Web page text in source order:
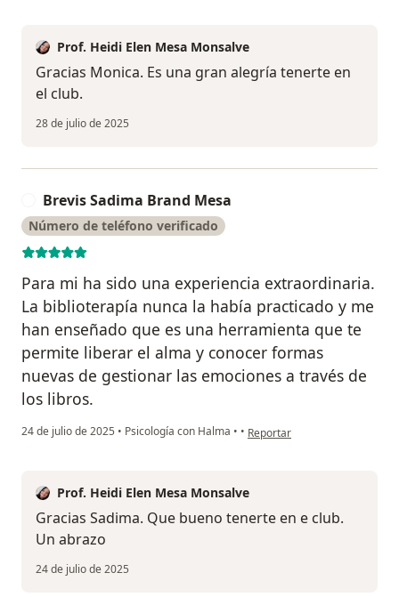
Prof. Heidi Elen Mesa Monsalve
Gracias Monica. Es una gran alegría tenerte en
el club.
28 de julio de 2025
Brevis Sadima Brand Mesa
Número de teléfono verificado
Para mi ha sido una experiencia extraordinaria.
La biblioterapía nunca la había practicado y me
han enseñado que es una herramienta que te
permite liberar el alma y conocer formas
nuevas de gestionar las emociones a través de
los libros.
24 de julio de 2025 • Psicología con Halma • • en opinión del usuario Brevis
Reportar
Prof. Heidi Elen Mesa Monsalve
Gracias Sadima. Que bueno tenerte en e club.
Un abrazo
24 de julio de 2025